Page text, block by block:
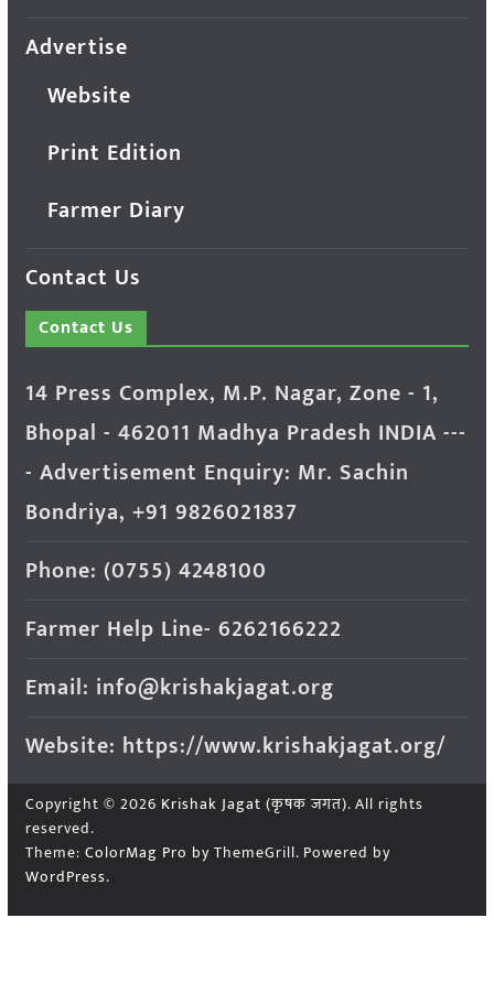
Advertise
Website
Print Edition
Farmer Diary
Contact Us
Contact Us
14 Press Complex, M.P. Nagar, Zone - 1,
Bhopal - 462011 Madhya Pradesh INDIA ---
- Advertisement Enquiry: Mr. Sachin
Bondriya, +91 9826021837
Phone: (0755) 4248100
Farmer Help Line- 6262166222
Email: info@krishakjagat.org
Website: https://www.krishakjagat.org/
Copyright © 2026 Krishak Jagat (कृषक जगत). All rights
reserved.
Theme: ColorMag Pro by ThemeGrill. Powered by
WordPress.